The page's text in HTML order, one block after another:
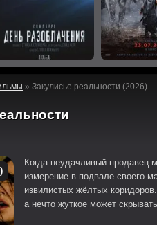
» Закулисье реальности (2026)
Когда неудачливый продавец
измерение в подвале своего
извилистых жёлтых
а нечто жуткое может